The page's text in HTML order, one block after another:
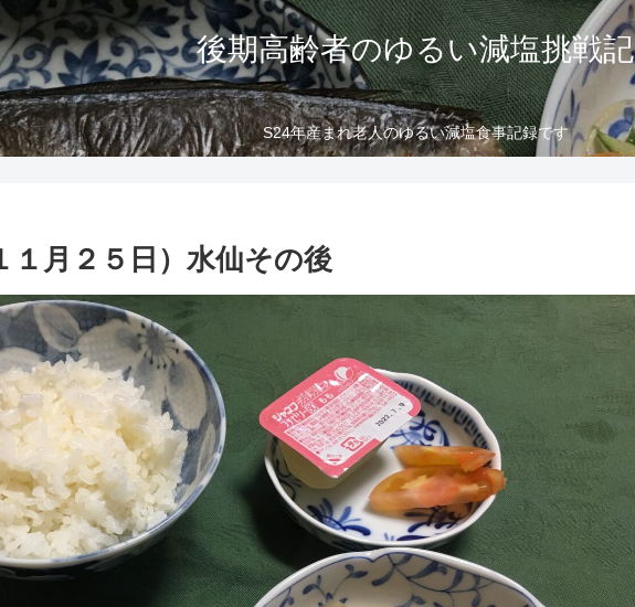
後期高齢者のゆるい減塩挑戦記
S24年産まれ老人のゆるい減塩食事記録です
１月２５日）水仙その後